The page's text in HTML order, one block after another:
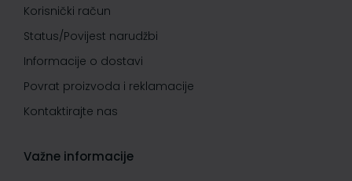
Korisnički račun
Status/Povijest narudžbi
Informacije o dostavi
Povrat proizvoda i reklamacije
Kontaktirajte nas
Važne informacije